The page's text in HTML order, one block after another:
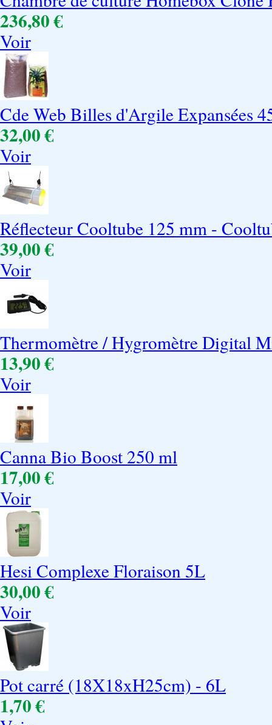
236,80 €
Voir
Cde Web Billes d'Argile Expansées
32,00 €
Voir
Réflecteur Cooltube 125 mm -
39,00 €
Voir
Thermomètre / Hygromètre Digital
13,90 €
Voir
Canna Bio Boost 250 ml
17,00 €
Voir
Hesi Complexe Floraison 5L
30,00 €
Voir
Pot carré (18X18xH25cm) - 6L
1,70 €